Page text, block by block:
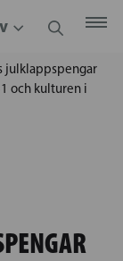
julklappspengar
och kulturen i